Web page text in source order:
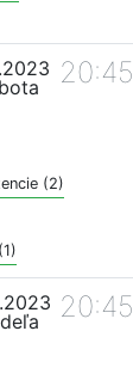
20:45
(2)
20:45